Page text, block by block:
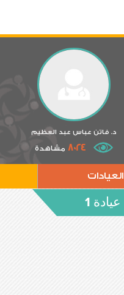
د. فاتن عباس عبد العظيم
8024 مشاهدة
العيادات
عيادة 1